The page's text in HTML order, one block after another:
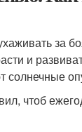
и
солнечные
чтоб